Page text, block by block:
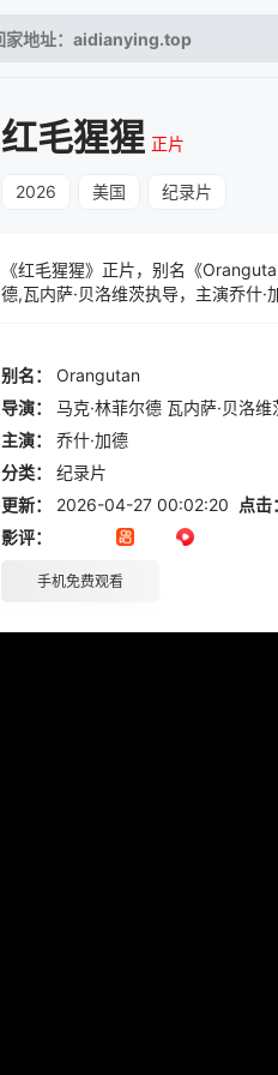
红毛猩猩 正片
2026 美国 纪录片
《红毛猩猩》正片，别名《
德,瓦内萨·贝洛维茨执导，主演乔什
别名：
Orangutan
导演：
马克·林菲尔德 瓦内萨·贝洛维
主演：
乔什·加德
分类：
纪录片
更新：
2026-04-27 00:02:20 点击：
影评：
手机免费观看